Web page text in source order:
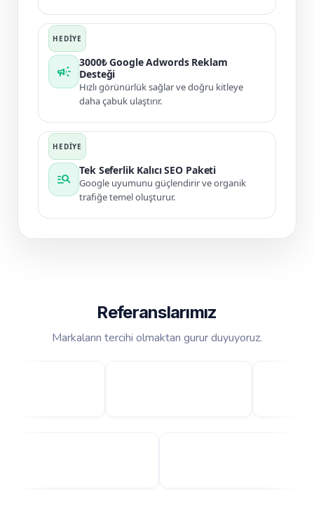
campaign
3000₺ Google Adwords Reklam
Desteği
Hızlı görünürlük sağlar ve doğru kitleye
daha çabuk ulaştırır.
manage_search
Tek Seferlik Kalıcı SEO Paketi
Google uyumunu güçlendirir ve organik
trafiğe temel oluşturur.
Referanslarımız
Markaların tercihi olmaktan gurur duyuyoruz.